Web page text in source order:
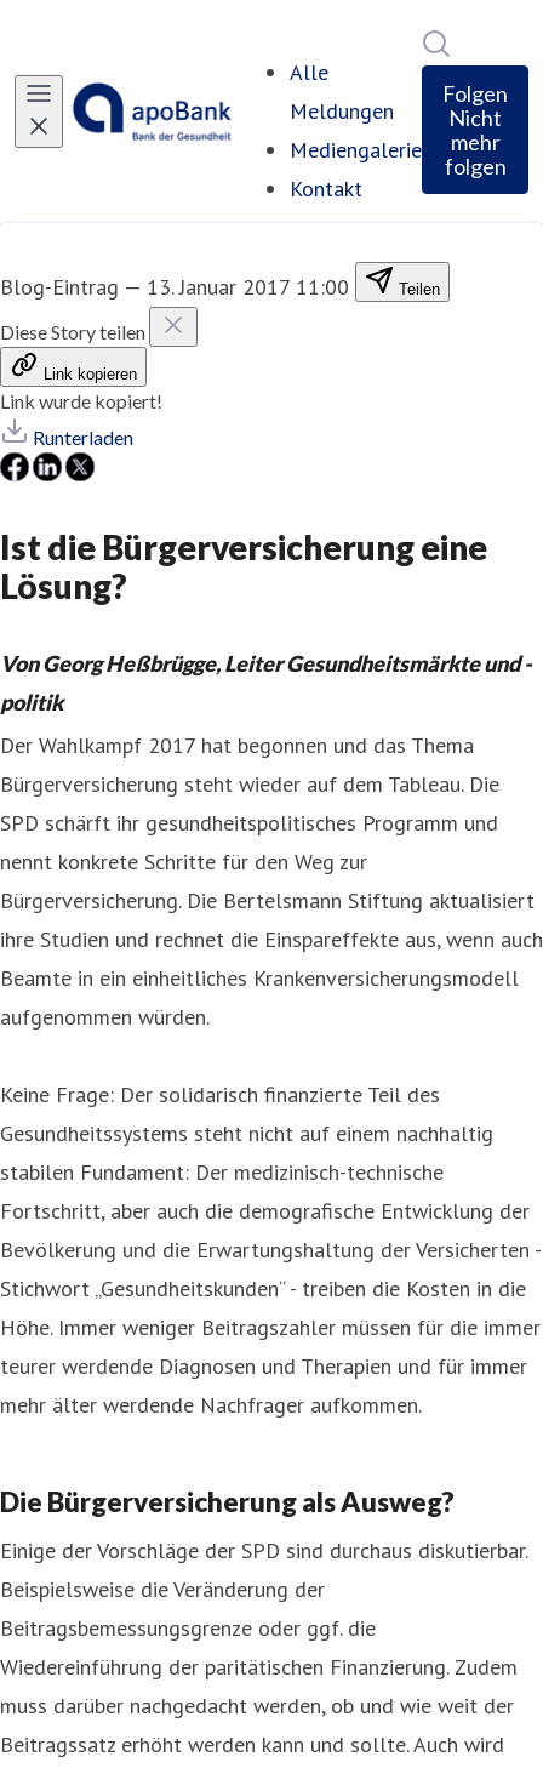
Alle
Meldungen
Mediengalerie
Kontakt
Folgen
Nicht
mehr
folgen
Blog-Eintrag — 13. Januar 2017 11:00 Teilen
Diese Story teilen
Link kopieren
Link wurde kopiert!
Runterladen
Ist die Bürgerversicherung eine
Lösung?
Von Georg Heßbrügge, Leiter Gesundheitsmärkte und -
politik
Der Wahlkampf 2017 hat begonnen und das Thema
Bürgerversicherung steht wieder auf dem Tableau. Die
SPD schärft ihr gesundheitspolitisches Programm und
nennt konkrete Schritte für den Weg zur
Bürgerversicherung. Die Bertelsmann Stiftung aktualisiert
ihre Studien und rechnet die Einspareffekte aus, wenn auch
Beamte in ein einheitliches Krankenversicherungsmodell
aufgenommen würden.
Keine Frage: Der solidarisch finanzierte Teil des
Gesundheitssystems steht nicht auf einem nachhaltig
stabilen Fundament: Der medizinisch-technische
Fortschritt, aber auch die demografische Entwicklung der
Bevölkerung und die Erwartungshaltung der Versicherten -
Stichwort „Gesundheitskunden“ - treiben die Kosten in die
Höhe. Immer weniger Beitragszahler müssen für die immer
teurer werdende Diagnosen und Therapien und für immer
mehr älter werdende Nachfrager aufkommen.
Die Bürgerversicherung als Ausweg?
Einige der Vorschläge der SPD sind durchaus diskutierbar.
Beispielsweise die Veränderung der
Beitragsbemessungsgrenze oder ggf. die
Wiedereinführung der paritätischen Finanzierung. Zudem
muss darüber nachgedacht werden, ob und wie weit der
Beitragssatz erhöht werden kann und sollte. Auch wird